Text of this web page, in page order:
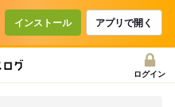
インストール アプリで開く
ログイン